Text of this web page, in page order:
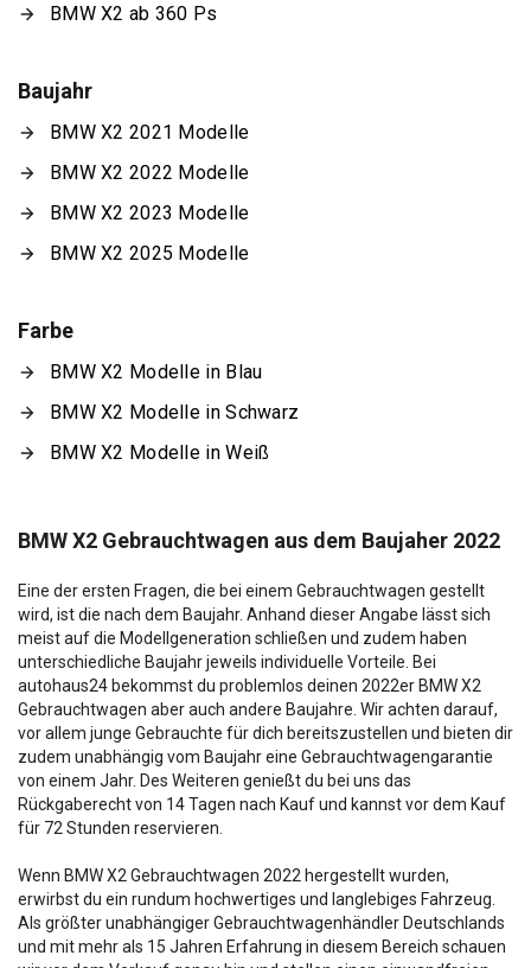
BMW X2 ab 360 Ps
Baujahr
BMW X2 2021 Modelle
BMW X2 2022 Modelle
BMW X2 2023 Modelle
BMW X2 2025 Modelle
Farbe
BMW X2 Modelle in Blau
BMW X2 Modelle in Schwarz
BMW X2 Modelle in Weiß
BMW X2 Gebrauchtwagen aus dem Baujaher 2022
Eine der ersten Fragen, die bei einem Gebrauchtwagen gestellt
wird, ist die nach dem Baujahr. Anhand dieser Angabe lässt sich
meist auf die Modellgeneration schließen und zudem haben
unterschiedliche Baujahr jeweils individuelle Vorteile. Bei
autohaus24 bekommst du problemlos deinen 2022er BMW X2
Gebrauchtwagen aber auch andere Baujahre. Wir achten darauf,
vor allem junge Gebrauchte für dich bereitszustellen und bieten dir
zudem unabhängig vom Baujahr eine Gebrauchtwagengarantie
von einem Jahr. Des Weiteren genießt du bei uns das
Rückgaberecht von 14 Tagen nach Kauf und kannst vor dem Kauf
für 72 Stunden reservieren.
Wenn BMW X2 Gebrauchtwagen 2022 hergestellt wurden,
erwirbst du ein rundum hochwertiges und langlebiges Fahrzeug.
Als größter unabhängiger Gebrauchtwagenhändler Deutschlands
und mit mehr als 15 Jahren Erfahrung in diesem Bereich schauen